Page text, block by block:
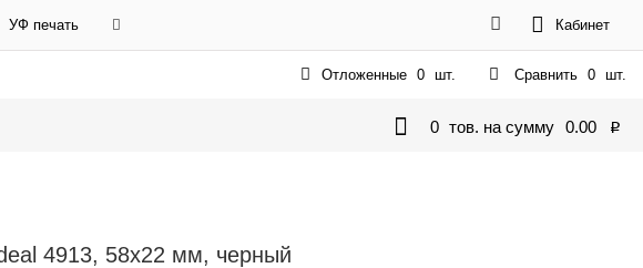
УФ печать Кабинет
Отложенные 0 шт. Сравнить 0 шт.
0 тов. на сумму 0.00 p
4913, 58х22 мм, черный